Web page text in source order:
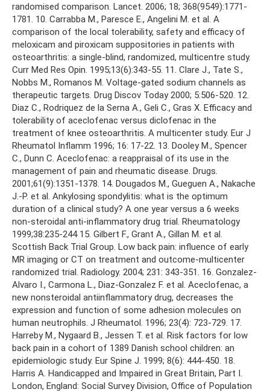
randomised comparison. Lancet. 2006; 18; 368(9549):1771-
1781. 10. Carrabba M., Paresce E., Angelini M. et al. A
comparison of the local tolerability, safety and efficacy of
meloxicam and piroxicam suppositories in patients with
osteoarthritis: a single-blind, randomized, multicentre study.
Curr Med Res Opin. 1995;13(6):343-55. 11. Clare J., Tate S.,
Nobbs M., Romanos M. Voltage-gated sodium channels as
therapeutic targets. Drug Discov Today 2000; 5:506-520. 12.
Diaz C., Rodriquez de la Serna A., Geli C., Gras Х. Efficacy and
tolerability of aceclofenac versus diclofenac in the
treatment of knee osteoarthritis. A multicenter study. Eur J
Rheumatol Inflamm 1996; 16: 17-22. 13. Dooley M., Spencer
C., Dunn C. Aceclofenac: a reappraisal of its use in the
management of pain and rheumatic disease. Drugs.
2001;61(9):1351-1378. 14. Dougados M., Gueguen A., Nakache
J.-P. et al. Ankylosing spondylitis: what is the optimum
duration of a clinical study? A one year versus a 6 weeks
non-steroidal anti-inflammatory drug trial. Rheumatology
1999;38:235-244 15. Gilbert F., Grant A., Gillan M. et al.
Scottish Back Trial Group. Low back pain: influence of early
MR imaging or CT on treatment and outcome-multicenter
randomized trial. Radiology. 2004; 231: 343-351. 16. Gonzalez-
Alvaro I., Carmona L., Diaz-Gonzalez F. et al. Aceclofenac, a
new nonsteroidal antiinflammatory drug, decreases the
expression and function of some adhesion molecules on
human neutrophils. J Rheumatol. 1996; 23(4): 723-729. 17.
Harreby M., Nygaard B., Jessen T. et al. Risk factors for low
back pain in a cohort of 1389 Danish school children: an
epidemiologic study. Eur Spine J. 1999; 8(6): 444-450. 18.
Harris A. Handicapped and Impaired in Great Britain, Part I.
London, England: Social Survey Division, Office of Population